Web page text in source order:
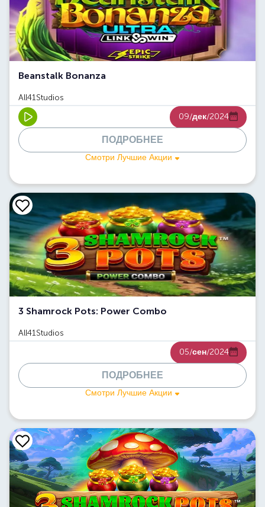
Beanstalk Bonanza
All41Studios
09/дек/2024
ПОДРОБНЕЕ
Смотри Лучшие Акции
3 Shamrock Pots: Power Combo
All41Studios
05/сен/2024
ПОДРОБНЕЕ
Смотри Лучшие Акции